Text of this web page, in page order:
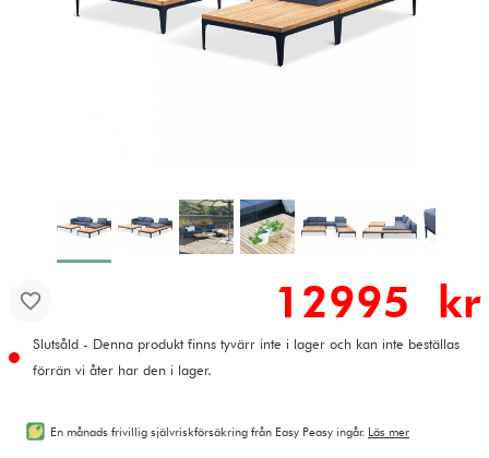
12995 kr
Slutsåld - Denna produkt finns tyvärr inte i lager och kan inte beställas
förrän vi åter har den i lager.
En månads frivillig självriskförsäkring från Easy Peasy ingår. Läs mer